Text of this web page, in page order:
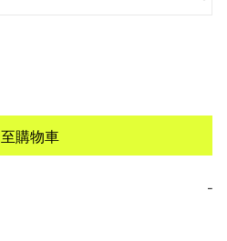
購物車
−